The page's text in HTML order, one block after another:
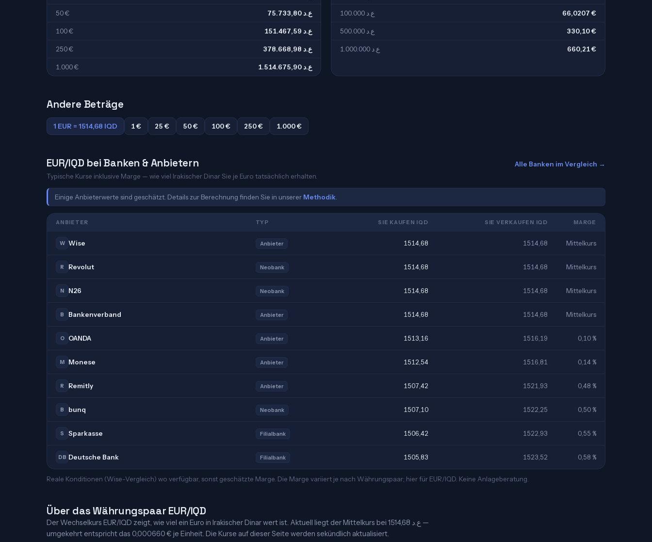
50 € 75.733,80 ع.د
100 € 151.467,59 ع.د
250 € 378.668,98 ع.د
1.000 € 1.514.675,90 ع.د
100.000 ع.د 66,0207 €
500.000 ع.د 330,10 €
1.000.000 ع.د 660,21 €
Andere Beträge
1 EUR = 1514,68 IQD 1 € 25 € 50 € 100 € 250 € 1.000 €
EUR/IQD bei Banken & Anbietern
Typische Kurse inklusive Marge — wie viel Irakischer Dinar Sie je Euro tatsächlich erhalten.
Alle Banken im Vergleich →
Einige Anbieterwerte sind geschätzt. Details zur Berechnung finden Sie in unserer Methodik
ANBIETER TYP SIE KAUFEN IQD SIE VERKAUFEN IQD MARGE
W Wise Anbieter 1514,68 1514,68 Mittelkurs
R Revolut Neobank 1514,68 1514,68 Mittelkurs
N N26 Neobank 1514,68 1514,68 Mittelkurs
B Bankenverband Anbieter 1514,68 1514,68 Mittelkurs
O OANDA Anbieter 1513,16 1516,19 0,10 %
M Monese Anbieter 1512,54 1516,81 0,14 %
R Remitly Anbieter 1507,42 1521,93 0,48 %
B bunq Neobank 1507,10 1522,25 0,50 %
S Sparkasse Filialbank 1506,42 1522,93 0,55 %
DB Deutsche Bank Filialbank 1505,83 1523,52 0,58 %
Reale Konditionen (Wise-Vergleich) wo verfügbar, sonst geschätzte Marge. Die Marge variiert je nach Währungspaar; hier für EUR/IQD. Keine Anlageberatung.
Über das Währungspaar EUR/IQD
Der Wechselkurs EUR/IQD zeigt, wie viel ein Euro in Irakischer Dinar wert ist. Aktuell liegt der Mittelkurs bei 1514,68 ع.د —
umgekehrt entspricht das 0,000660 € je Einheit. Die Kurse auf dieser Seite werden sekündlich aktualisiert.